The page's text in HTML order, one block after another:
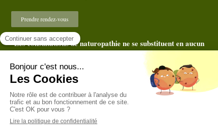
Prendre rendez-vous
Les consultations de naturopathie ne se substituent en aucun
cas au diagnostic et au traitement médical
©2018 Christine VIGNY - Naturopathe Montpellier